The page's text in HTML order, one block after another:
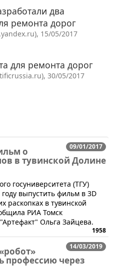
два
ремонта дорог
15/05/2017
для ремонта дорог
30/05/2017
09/01/2017
о
в тувинской Долине
госуниверситета (ТГУ)
выпустить фильм в 3D
раскопках в тувинской
РИА Томск
Ольга Зайцева.
1958
14/03/2019
профессию через